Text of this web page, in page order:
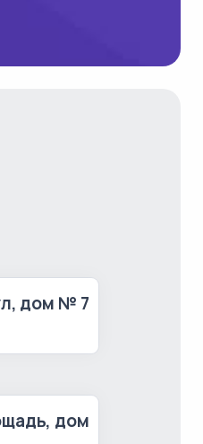
дом № 7
дом